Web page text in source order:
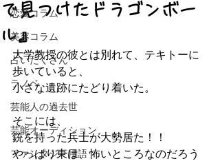
恋愛コラム
美容コラム
占いたくさん
ラノベ
芸能人の過去世
芸能オーディション
ファンタジー用語
で見つけたドラゴンボー
ル』
大学教授の彼とは別れて、テキトーに
歩いていると、
小さな遺跡にたどり着いた。
そこには、
銃を持った兵士が大勢居た！！
やっぱり東は、怖いところなのだろう